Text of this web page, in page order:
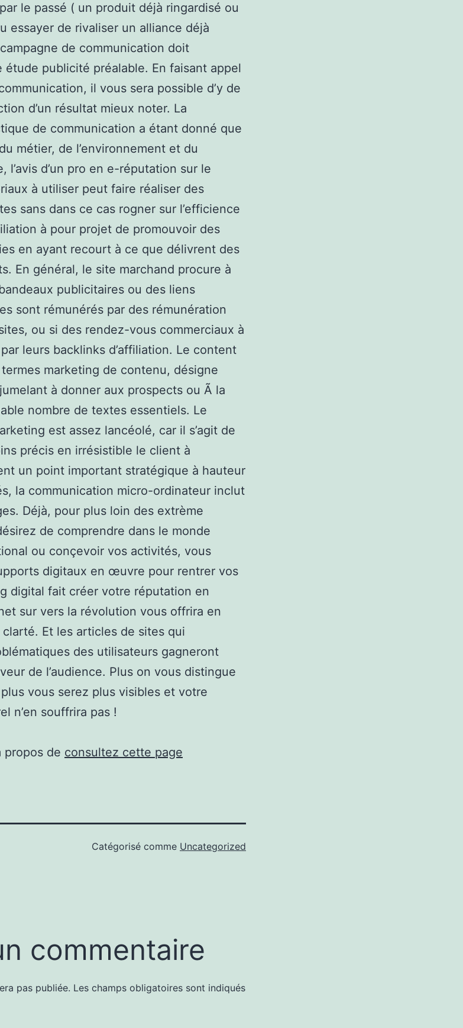
le passé ( un produit déjà ringardisé ou
essayer de rivaliser un alliance déjà
de communication doit
étude publicité préalable. En faisant appel
il vous sera possible d’y de
d’un résultat mieux noter. La
de communication a étant donné que
métier, de l’environnement et du
l’avis d’un pro en e-réputation sur le
à utiliser peut faire réaliser des
sans dans ce cas rogner sur l’efficience
à pour projet de promouvoir des
en ayant recourt à ce que délivrent des
En général, le site marchand procure à
publicitaires ou des liens
sont rémunérés par des rémunération
ou si des rendez-vous commerciaux à
leurs backlinks d’affiliation. Le content
marketing de contenu, désigne
à donner aux prospects ou Ã la
nombre de textes essentiels. Le
est assez lancéolé, car il s’agit de
précis en irrésistible le client à
un point important stratégique à hauteur
la communication micro-ordinateur inclut
Déjà, pour plus loin des extrème
de comprendre dans le monde
ou conçevoir vos activités, vous
digitaux en œuvre pour rentrer vos
digital fait créer votre réputation en
sur vers la révolution vous offrira en
Et les articles de sites qui
des utilisateurs gagneront
de l’audience. Plus on vous distingue
vous serez plus visibles et votre
n’en souffrira pas !
propos de consultez cette page
Catégorisé comme Uncategorized
commentaire
pas publiée. Les champs obligatoires sont indiqués